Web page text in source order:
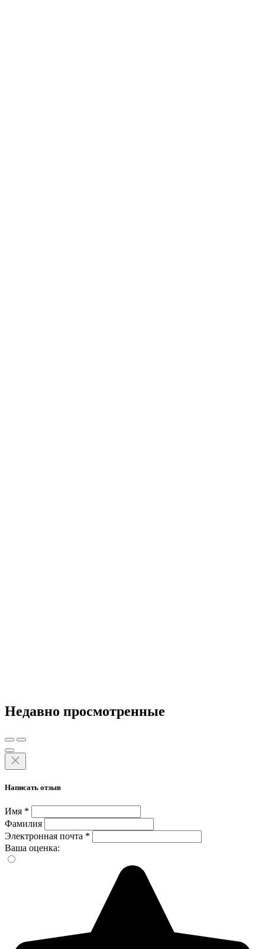
Недавно просмотренные
Написать отзыв
Имя *
Фамилия
Электронная почта *
Ваша оценка: